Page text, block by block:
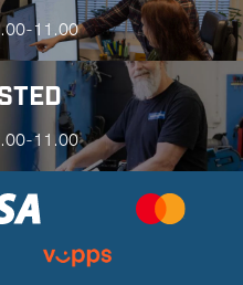
11.00
11.00